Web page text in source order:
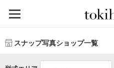
スナップ写真ショップ一覧